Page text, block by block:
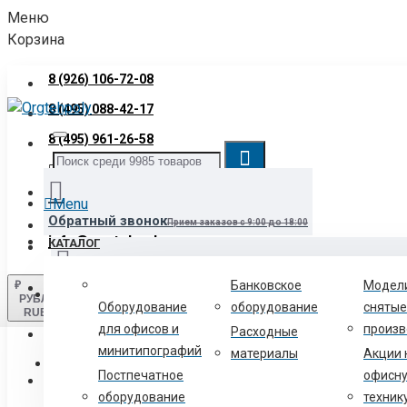
Меню
Корзина
8 (926) 106-72-08
8 (495) 088-42-17
8 (495) 961-26-58
Звонок бесплатный
info@orgtehpoly.com
₽
РУБЛЬ
RUB
Обратный звонокПрием заказов с 9:00 до 18:00
Нашли товар дешевле? Сообщите нам и мы снизим для вас
Текстильщики-схема проезда2-й Грайвороновский проезд,
Menu
КАТАЛОГ
Оборудование
для офисов и
минитипографий
Постпечатное
оборудование
Банковское
оборудование
Расходные
материалы
Акции
Регистрация
8 (800) 700-06-12